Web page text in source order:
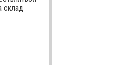
склад